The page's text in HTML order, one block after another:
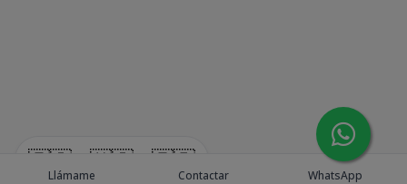
🇪🇸 🇺🇸 🇫🇷
Llámame Contactar WhatsApp